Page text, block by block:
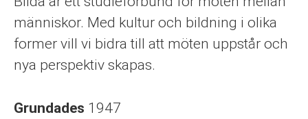
människor. Med kultur och bildning i olika
former vill vi bidra till att möten uppstår och
nya perspektiv skapas.
Grundades 1947